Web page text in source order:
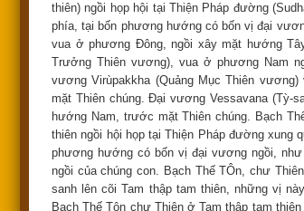
thiên) ngồi họp hội tại Thiện Pháp đường
phía, tại bốn phương hướng có bốn vị đại
vua ở phương Đông, ngồi xây mặt hướng
Trưởng Thiên vương), vua ở phương Nam
vương Virùpakkha (Quảng Mục Thiên
mặt Thiên chúng. Đại vương Vessavana (Tỳ-
hướng Nam, trước mặt Thiên chúng. Bạch
thiên ngồi hội họp tại Thiện Pháp đường xung
phương hướng có bốn vị đại vương ngồi,
ngồi của chúng con. Bạch Thế TÔn, chư
sanh lên cõi Tam thập tam thiên, những vị
Bạch Thế Tôn chư Thiên ở Tam thập tam